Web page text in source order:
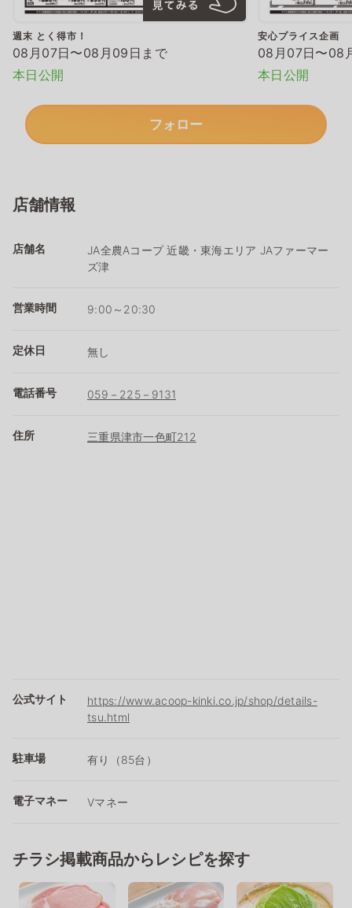
週末 とく得市！
08月07日〜08月09日まで
本日公開
安心プライス企画
08月07日〜08
本日公開
フォロー
店舗情報
店舗名
JA全農Aコープ 近畿・東海エリア JAファーマー
ズ津
営業時間 9:00～20:30
定休日 無し
電話番号 059－225－9131
住所 三重県津市一色町212
公式サイト
https://www.acoop-kinki.co.jp/shop/details-
tsu.html
駐車場 有り（85台）
電子マネー Vマネー
チラシ掲載商品からレシピを探す